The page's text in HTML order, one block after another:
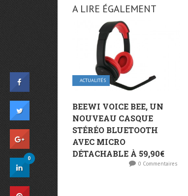
A LIRE ÉGALEMENT
ACTUALITÉS
BEEWI VOICE BEE, UN
NOUVEAU CASQUE
STÉRÉO BLUETOOTH
AVEC MICRO
DÉTACHABLE À 59,90€
0 Commentaires
0